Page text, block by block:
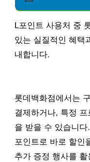
L포인트 사용처 중
있는 실질적인 혜택
내합니다.
롯데백화점에서는
결제하거나, 특정
을 받을 수 있습니
포인트로 바로 할인
추가 증정 행사를